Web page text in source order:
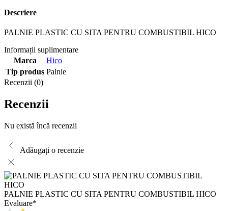
Descriere
PALNIE PLASTIC CU SITA PENTRU COMBUSTIBIL HICO
Informații suplimentare
Marca
Hico
Tip produs Palnie
Recenzii (0)
Recenzii
Nu există încă recenzii
Adăugați o recenzie
PALNIE PLASTIC CU SITA PENTRU COMBUSTIBIL HICO
Evaluare*